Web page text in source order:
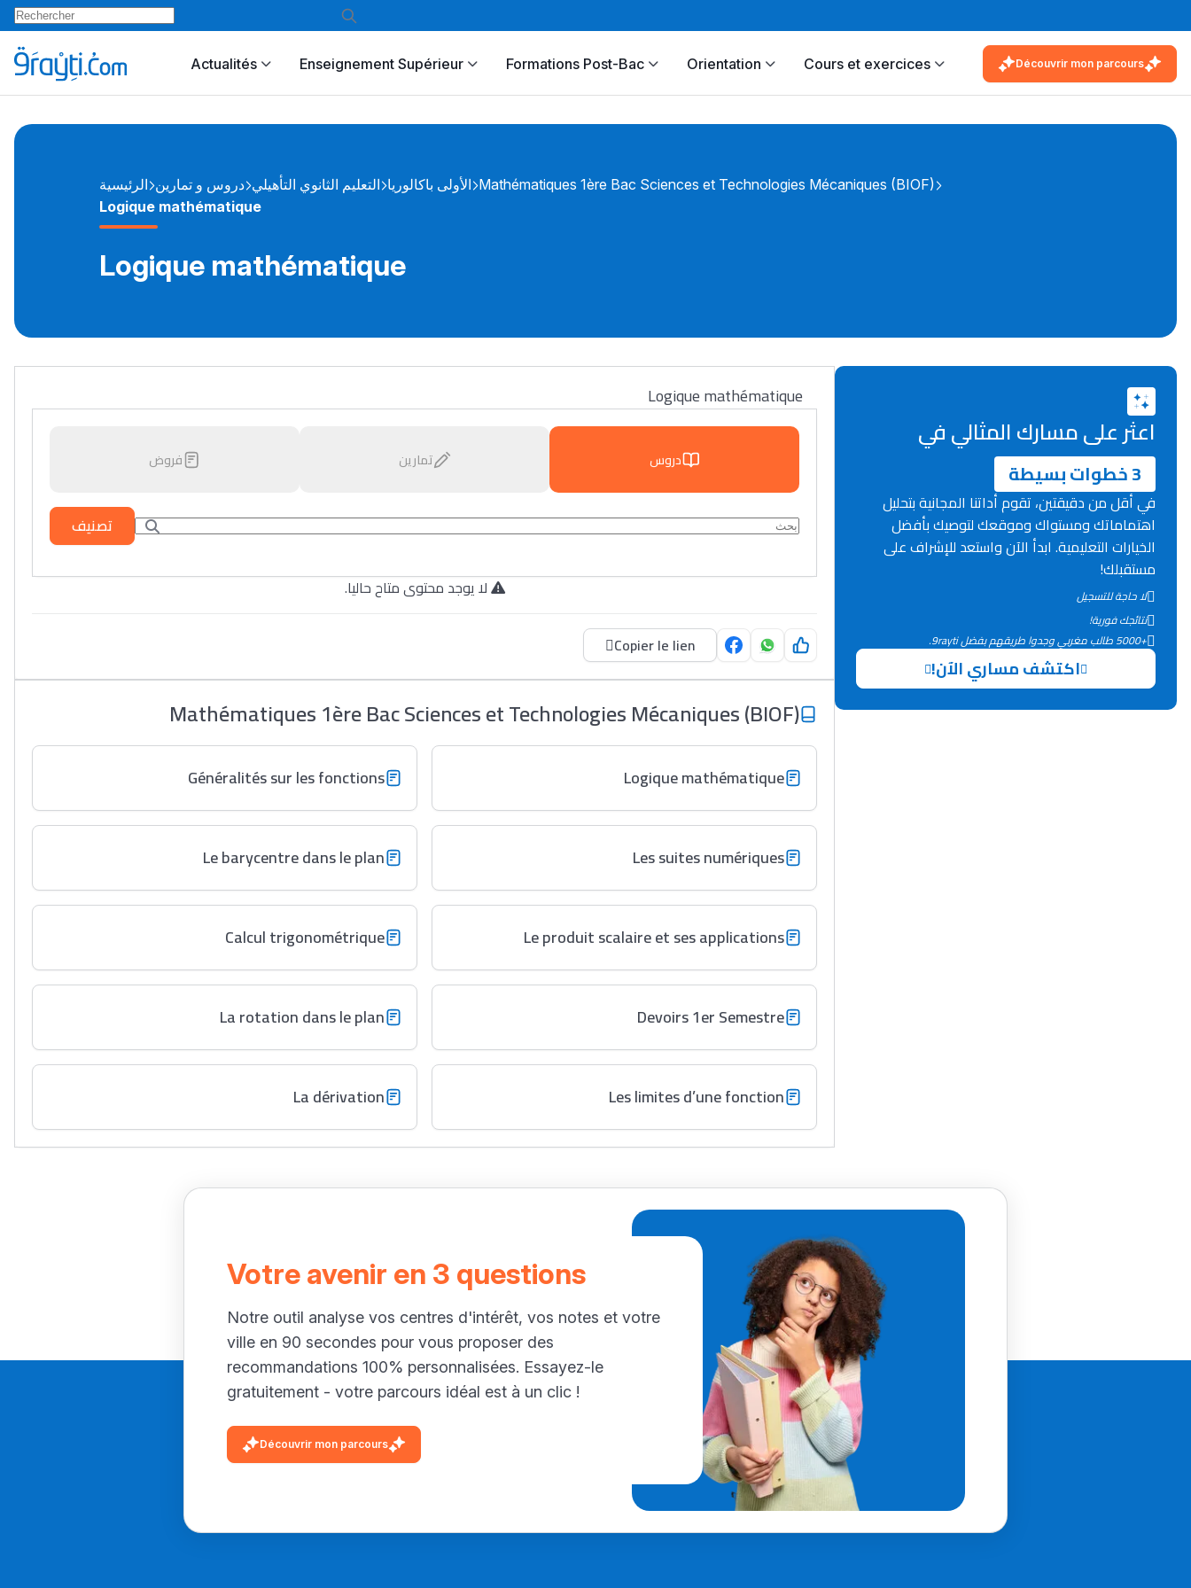
Actualités Enseignement Supérieur Formations Post-Bac Orientation Cours et exercices Découvrir mon parcours
الرئيسية دروس و تمارين التعليم الثانوي التأهيلي الأولى باكالوريا Mathématiques 1ère Bac Sciences et Technologies Mécaniques (BIOF)
Logique mathématique
Logique mathématique
Logique mathématique
دروس تمارين فروض
تصنيف
لا يوجد محتوى متاح حاليا.
Copier le lien
Mathématiques 1ère Bac Sciences et Technologies Mécaniques (BIOF)
Logique mathématique
Généralités sur les fonctions
Les suites numériques
Le barycentre dans le plan
Le produit scalaire et ses applications
Calcul trigonométrique
Devoirs 1er Semestre
La rotation dans le plan
Les limites d’une fonction
La dérivation
اعثر على مسارك المثالي في
3 خطوات بسيطة
في أقل من دقيقتين، تقوم أداتنا المجانية بتحليل
اهتماماتك ومستواك وموقعك لتوصيك بأفضل
الخيارات التعليمية. ابدأ الآن واستعد للإشراف على
مستقبلك!
لا حاجة للتسجيل
نتائجك فورية!
+5000 طالب مغربي وجدوا طريقهم بفضل 9rayti.
اكتشف مساري الآن!
Votre avenir en 3 questions
Notre outil analyse vos centres d'intérêt, vos notes et votre
ville en 90 secondes pour vous proposer des
recommandations 100% personnalisées. Essayez-le
gratuitement - votre parcours idéal est à un clic !
Découvrir mon parcours